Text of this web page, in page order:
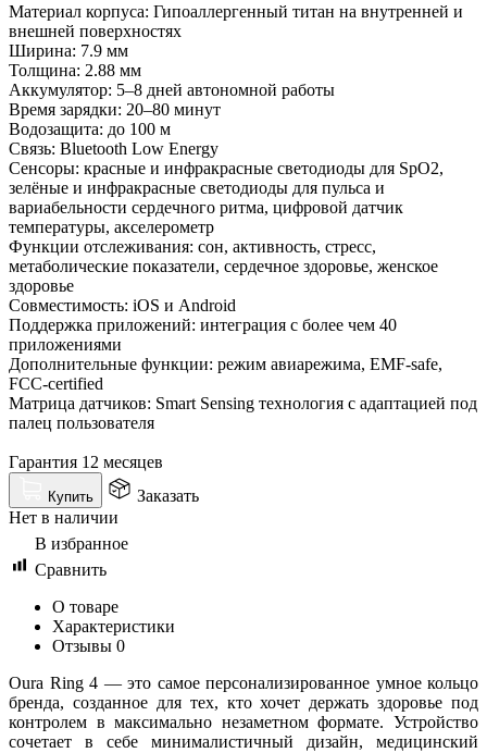
Материал корпуса: Гипоаллергенный титан на внутренней и
внешней поверхностях
Ширина: 7.9 мм
Толщина: 2.88 мм
Аккумулятор: 5–8 дней автономной работы
Время зарядки: 20–80 минут
Водозащита: до 100 м
Связь: Bluetooth Low Energy
Сенсоры: красные и инфракрасные светодиоды для SpO2,
зелёные и инфракрасные светодиоды для пульса и
вариабельности сердечного ритма, цифровой датчик
температуры, акселерометр
Функции отслеживания: сон, активность, стресс,
метаболические показатели, сердечное здоровье, женское
здоровье
Совместимость: iOS и Android
Поддержка приложений: интеграция с более чем 40
приложениями
Дополнительные функции: режим авиарежима, EMF-safe,
FCC-certified
Матрица датчиков: Smart Sensing технология с адаптацией под
палец пользователя
Гарантия 12 месяцев
Купить
Заказать
Нет в наличии
В избранное
Сравнить
О товаре
Характеристики
Отзывы 0
Oura Ring 4 — это самое персонализированное умное кольцо
бренда, созданное для тех, кто хочет держать здоровье под
контролем в максимально незаметном формате. Устройство
сочетает в себе минималистичный дизайн, медицинский